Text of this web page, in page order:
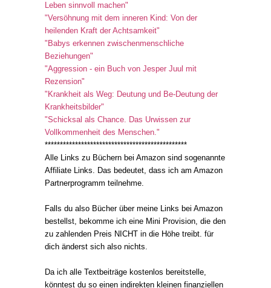
Leben sinnvoll machen"
"Versöhnung mit dem inneren Kind: Von der
heilenden Kraft der Achtsamkeit"
"Babys erkennen zwischenmenschliche
Beziehungen"
"Aggression - ein Buch von Jesper Juul mit
Rezension"
"Krankheit als Weg: Deutung und Be-Deutung der
Krankheitsbilder"
"Schicksal als Chance. Das Urwissen zur
Vollkommenheit des Menschen."
***********************************************
Alle Links zu Büchern bei Amazon sind sogenannte
Affiliate Links. Das bedeutet, dass ich am Amazon
Partnerprogramm teilnehme.
Falls du also Bücher über meine Links bei Amazon
bestellst, bekomme ich eine Mini Provision, die den
zu zahlenden Preis NICHT in die Höhe treibt. für
dich änderst sich also nichts.
Da ich alle Textbeiträge kostenlos bereitstelle,
könntest du so einen indirekten kleinen finanziellen